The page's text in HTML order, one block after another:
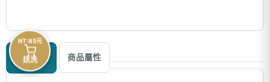
商品描述 商品屬性
NT:85元
送洗